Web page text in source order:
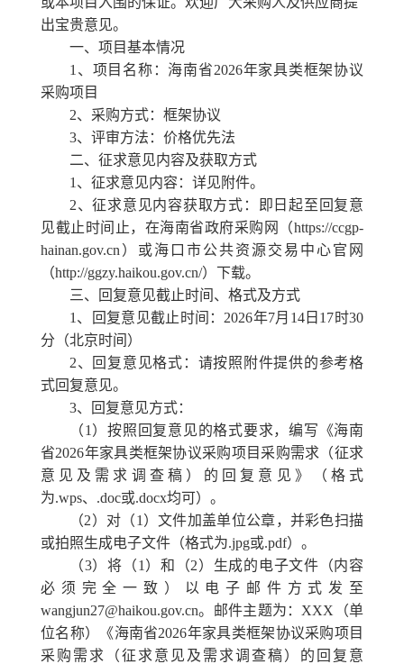
出宝贵意见。
一、项目基本情况
1、项目名称：海南省2026年家具类框架协议
采购项目
2、采购方式：框架协议
3、评审方法：价格优先法
二、征求意见内容及获取方式
1、 征求意见内容：详见附件。
2、征求意见内容获取方式 ：即日起至回复意
见截止时间止，在海南省政府采购网（https://ccgp-
hainan.gov.cn） 或海口市公共资源交易中心官网
（http://ggzy.haikou.gov.cn/）下载。
三、回复意见截止时间、格式及方式
1 、回复意见截止时间： 2026年7月 14日 17时30
分（北京时间）
2、回复意见格式：请按照附件提供的参考格
式回复意见。
3、回复意见方式：
（1）按照回复意见的格式要求，编写《海南
省2026年家具类框架协议采购项目采购需求（征求
意见及需求调查稿）的回复意见》（格式
为.wps、.doc或.docx均可）。
（2） 对 （1 ）文件加盖单位公章， 并彩色扫描
或拍照生成电子文件（格式为.jpg或.pdf）。
（3）将（1 ）和（2）生成的电子文件（内容
必须完全一致）以电子邮件方式发至
wangjun27@haikou.gov.cn。邮件主题为： XXX （单
位名称）
《海南省2026年家具类框架协议采购项目
采购需求（征求意见及需求调查稿）的回复意